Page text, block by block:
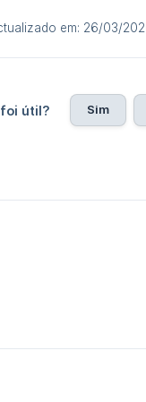
em: 26/03/
útil? Sim